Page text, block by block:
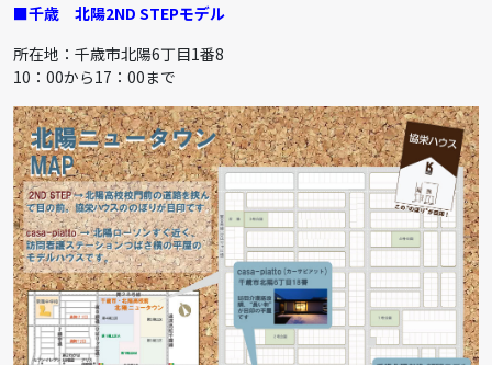
■千歳 北陽2ND STEPモデル
所在地：千歳市北陽6丁目1番8
10：00から17：00まで